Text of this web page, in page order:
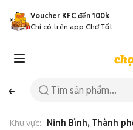
Voucher KFC đến 100k
Chỉ có trên app Chợ Tốt
Khu vực: Ninh Bình, Thành